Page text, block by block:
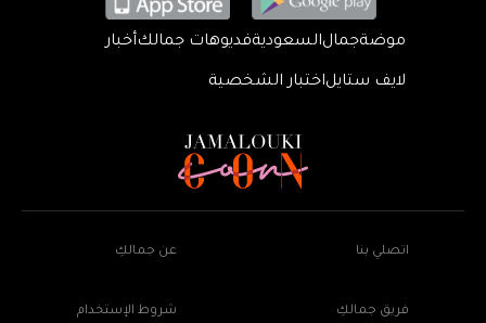
موضةجمالالسعوديةفديوهات جمالكأخبار
لايف ستايلاختبار الشخصية
اتصلي بنا عن جمالكِ
فريق جمالكِ شروط الإستخدام